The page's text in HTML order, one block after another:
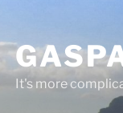
It's more